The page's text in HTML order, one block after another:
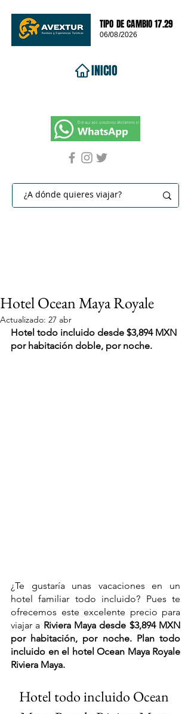
TIPO DE CAMBIO 17.29
06/08/2026
INICIO
Hotel Ocean Maya Royale
Actualizado: 27 abr
Hotel todo incluido desde $3,894 MXN
por habitación doble, por noche.
¿Te gustaría unas vacaciones en un
hotel familiar todo incluido? Pues te
ofrecemos este excelente precio para
viajar a Riviera Maya desde $3,894 MXN
por habitación, por noche. Plan todo
incluido en el hotel Ocean Maya Royale
Riviera Maya.
Hotel todo incluido Ocean